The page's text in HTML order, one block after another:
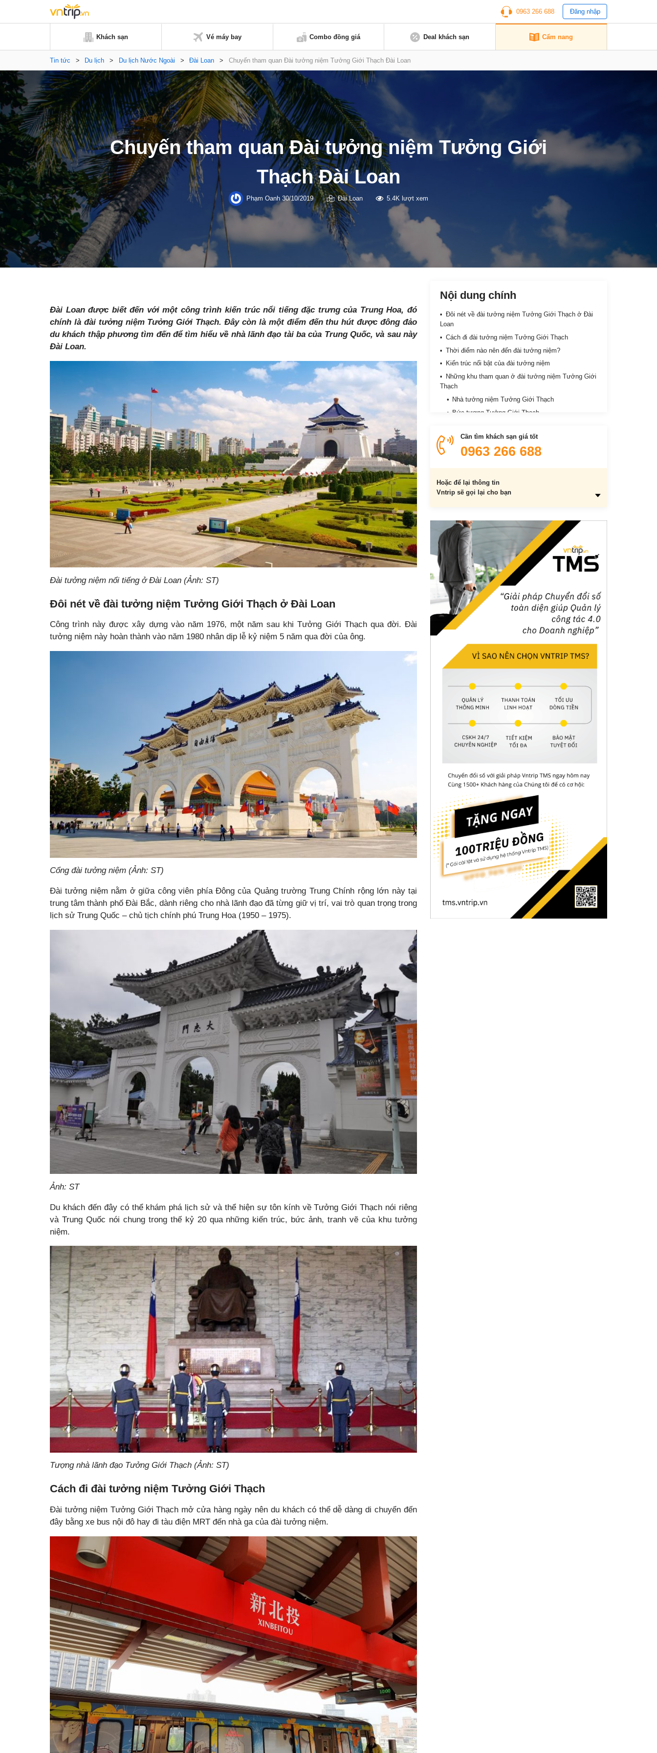
0963 266 688 Đăng nhập
Khách sạn Vé máy bay Combo đồng giá Deal khách sạn Cẩm nang
Tin tức > Du lịch > Du lịch Nước Ngoài > Đài Loan > Chuyến tham quan Đài tưởng niệm Tưởng Giới Thạch Đài Loan
Chuyến tham quan Đài tưởng niệm Tưởng Giới
Thạch Đài Loan
Phạm Oanh 30/10/2019 Đài Loan 5.4K lượt xem
Đài Loan được biết đến với một công trình kiến trúc nổi tiếng đặc trưng của Trung Hoa, đó
chính là đài tưởng niệm Tưởng Giới Thạch. Đây còn là một điểm đến thu hút được đông đảo
du khách thập phương tìm đến để tìm hiểu về nhà lãnh đạo tài ba của Trung Quốc, và sau này
Đài Loan.
Đài tưởng niệm nổi tiếng ở Đài Loan (Ảnh: ST)
Đôi nét về đài tưởng niệm Tưởng Giới Thạch ở Đài Loan
Công trình này được xây dựng vào năm 1976, một năm sau khi Tưởng Giới Thạch qua đời. Đài
tưởng niệm này hoàn thành vào năm 1980 nhân dịp lễ kỷ niệm 5 năm qua đời của ông.
Cổng đài tưởng niệm (Ảnh: ST)
Đài tưởng niệm nằm ở giữa công viên phía Đông của Quảng trường Trung Chính rộng lớn này tại
trung tâm thành phố Đài Bắc, dành riêng cho nhà lãnh đạo đã từng giữ vị trí, vai trò quan trọng trong
lịch sử Trung Quốc – chủ tịch chính phú Trung Hoa (1950 – 1975).
Ảnh: ST
Du khách đến đây có thể khám phá lịch sử và thể hiện sự tôn kính về Tưởng Giới Thạch nói riêng
và Trung Quốc nói chung trong thế kỷ 20 qua những kiến trúc, bức ảnh, tranh vẽ của khu tưởng
niệm.
Tượng nhà lãnh đạo Tưởng Giới Thạch (Ảnh: ST)
Cách đi đài tưởng niệm Tưởng Giới Thạch
Đài tưởng niệm Tưởng Giới Thạch mở cửa hàng ngày nên du khách có thể dễ dàng di chuyển đến
đây bằng xe bus nội đô hay đi tàu điện MRT đến nhà ga của đài tưởng niệm.
Nội dung chính
Đôi nét về đài tưởng niệm Tưởng Giới Thạch ở Đài
Loan
Cách đi đài tưởng niệm Tưởng Giới Thạch
Thời điểm nào nên đến đài tưởng niệm?
Kiến trúc nổi bật của đài tưởng niệm
Những khu tham quan ở đài tưởng niệm Tưởng Giới
Thạch
Nhà tưởng niệm Tưởng Giới Thạch
Bức tượng Tưởng Giới Thạch
Trung tâm hòa nhạc quốc gia và nhà hát quốc gia
Khu vực tầng 1 đài tưởng niệm
Cần tìm khách sạn giá tốt
0963 266 688
Hoặc để lại thông tin
Vntrip sẽ gọi lại cho bạn